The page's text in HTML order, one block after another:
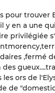
pour trouver
y en a une
privilégiée
,fermé
ors de
de